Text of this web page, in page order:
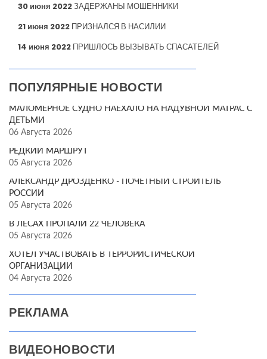
30 июня 2022ЗАДЕРЖАНЫ МОШЕННИКИ
21 июня 2022 ПРИЗНАЛСЯ В НАСИЛИИ
14 июня 2022 ПРИШЛОСЬ ВЫЗЫВАТЬ СПАСАТЕЛЕЙ
ПОПУЛЯРНЫЕ НОВОСТИ
МАЛОМЕРНОЕ СУДНО НАЕХАЛО НА НАДУВНОЙ МАТРАС С
ДЕТЬМИ
06 Августа 2026
РЕДКИЙ МАРШРУТ
05 Августа 2026
АЛЕКСАНДР ДРОЗДЕНКО - ПОЧЁТНЫЙ СТРОИТЕЛЬ
РОССИИ
05 Августа 2026
В ЛЕСАХ ПРОПАЛИ 22 ЧЕЛОВЕКА
05 Августа 2026
ХОТЕЛ УЧАСТВОВАТЬ В ТЕРРОРИСТИЧЕСКОЙ
ОРГАНИЗАЦИИ
04 Августа 2026
РЕКЛАМА
ВИДЕОНОВОСТИ